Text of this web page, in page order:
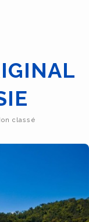
classé